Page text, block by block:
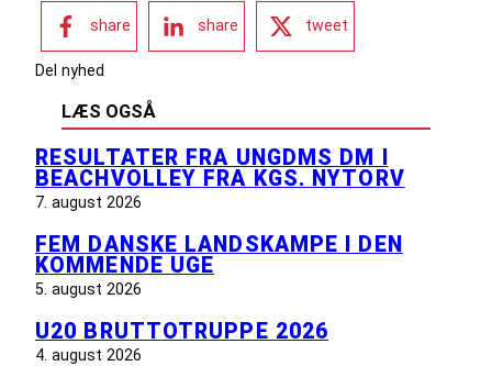
share share tweet
Del nyhed
LÆS OGSÅ
RESULTATER FRA UNGDMS DM I
BEACHVOLLEY FRA KGS. NYTORV
7. august 2026
FEM DANSKE LANDSKAMPE I DEN
KOMMENDE UGE
5. august 2026
U20 BRUTTOTRUPPE 2026
4. august 2026